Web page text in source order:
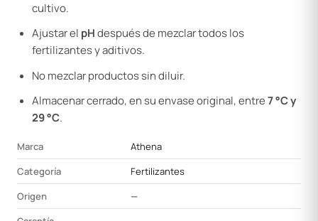
cultivo.
Ajustar el pHdespués de mezclar todos los
fertilizantes y aditivos.
No mezclar productos sin diluir.
Almacenar cerrado, en su envase original, entre7 °C y
29 °C.
Marca
Athena
Categoría
Fertilizantes
Origen
—